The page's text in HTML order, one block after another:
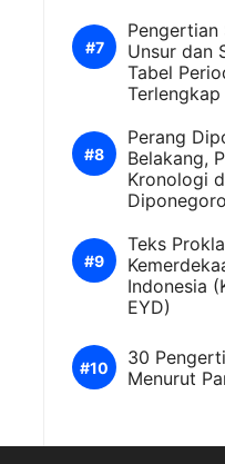
Pengertian
Unsur dan
Tabel
Terlengkap
Perang
Belakang,
Kronologi
Diponegoro
Teks
Indonesia
EYD)
30
Menurut